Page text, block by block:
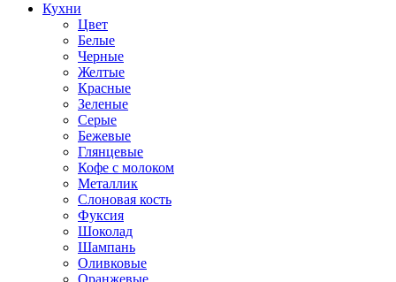
Кухни
Цвет
Белые
Черные
Желтые
Красные
Зеленые
Серые
Бежевые
Глянцевые
Кофе с молоком
Металлик
Слоновая кость
Фуксия
Шоколад
Шампань
Оливковые
Оранжевые